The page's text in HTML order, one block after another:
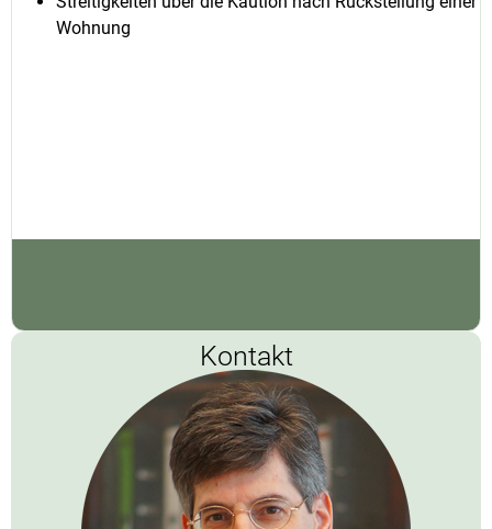
Wohnung
Kontakt